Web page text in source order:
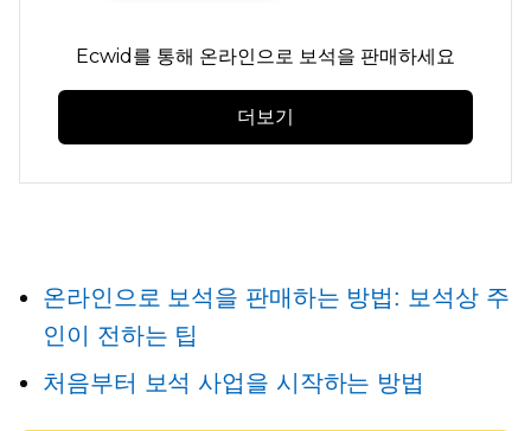
Ecwid를 통해 온라인으로 보석을 판매하세요
더보기
온라인으로 보석을 판매하는 방법: 보석상 주
인이 전하는 팁
처음부터 보석 사업을 시작하는 방법